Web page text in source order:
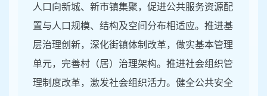
人口向新城、新市镇集聚，促进公共服务资源配
置与人口规模、结构及空间分布相适应。推进基
层治理创新，深化街镇体制改革，做实基本管理
单元，完善村（居）治理架构。推进社会组织管
理制度改革，激发社会组织活力。健全公共安全